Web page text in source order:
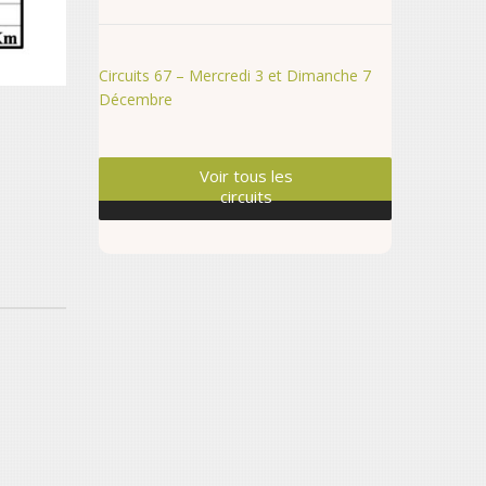
Circuits 67 – Mercredi 3 et Dimanche 7
Décembre
Voir tous les
circuits